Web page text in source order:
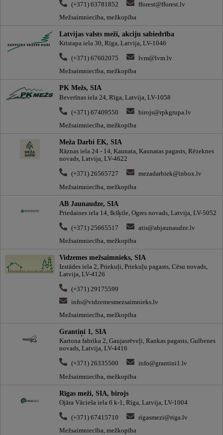
(+371) 63781852
fforest@fforest.lv
Mežsaimniecība, mežkopība
Latvijas valsts meži, akciju sabiedrība
Kristapa iela 30, Rīga, Latvija, LV-1046
(+371) 67602075
lvm@lvm.lv
Mežsaimniecība, mežkopība
PK Mežs, SIA
Beverīnas iela 24, Rīga, Latvija, LV-1058
(+371) 67409550
birojs@rpkgrupa.lv
Mežsaimniecība, mežkopība
Meža Darbi EK, SIA
Rāznas iela 24 - 14, Kaunata, Kaunatas pagasts, Rēzeknes
novads, Latvija, LV-4622
(+371) 26565727
mezadarbiek@inbox.lv
Mežsaimniecība, mežkopība
AB Jaunaudze, SIA
Priedaines iela 14, Ikšķile, Ogres novads, Latvija, LV-5052
(+371) 25665517
atis@abjaunaudze.lv
Mežsaimniecība, mežkopība
Vidzemes mežsaimnieks, SIA
Izstādes iela 2, Priekuļi, Priekuļu pagasts, Cēsu novads,
Latvija, LV-4126
(+371) 29175599
info@vidzemesmezsaimnieks.lv
Mežsaimniecība, mežkopība
Grantiņi 1, SIA
Kartona fabrika 2, Gaujasrēveļi, Rankas pagasts, Gulbenes
novads, Latvija, LV-4416
(+371) 26335500
info@grantini1.lv
Mežsaimniecība, mežkopība
Rīgas meži, SIA, birojs
Ojāra Vācieša iela 6 k-1, Rīga, Latvija, LV-1004
(+371) 67415710
rigasmezi@riga.lv
Mežsaimniecība, mežkopība